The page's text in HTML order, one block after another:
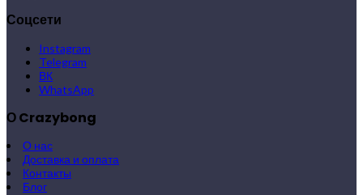
Соцсети
Instagram
Telegram
ВК
WhatsApp
О Crazybong
О нас
Доставка и оплата
Контакты
Блог